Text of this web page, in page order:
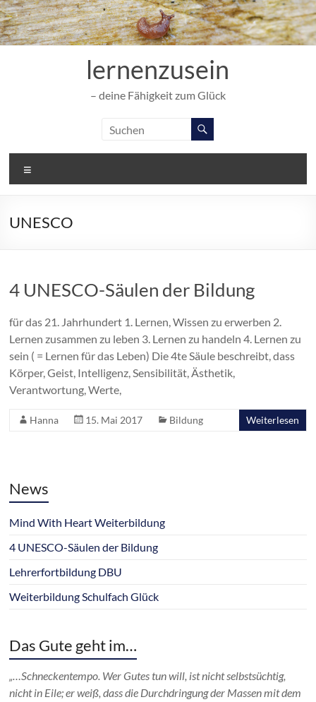
Zum
Inhalt
springen
lernenzusein
– deine Fähigkeit zum Glück
UNESCO
4 UNESCO-Säulen der Bildung
für das 21. Jahrhundert 1. Lernen, Wissen zu erwerben 2.
Lernen zusammen zu leben 3. Lernen zu handeln 4. Lernen zu
sein ( = Lernen für das Leben) Die 4te Säule beschreibt, dass
Körper, Geist, Intelligenz, Sensibilität, Ästhetik,
Verantwortung, Werte,
Hanna 15. Mai 2017 Bildung Weiterlesen
News
Mind With Heart Weiterbildung
4 UNESCO-Säulen der Bildung
Lehrerfortbildung DBU
Weiterbildung Schulfach Glück
Das Gute geht im…
„…Schneckentempo. Wer Gutes tun will, ist nicht selbstsüchtig,
nicht in Eile; er weiß, dass die Durchdringung der Massen mit dem